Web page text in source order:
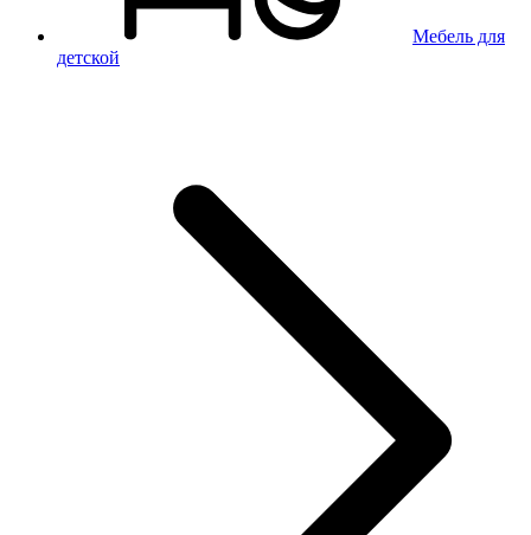
Мебель для
детской